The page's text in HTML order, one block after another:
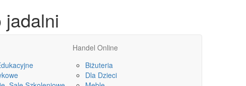
jadalni
Handel Online
Biżuteria
Dla Dzieci